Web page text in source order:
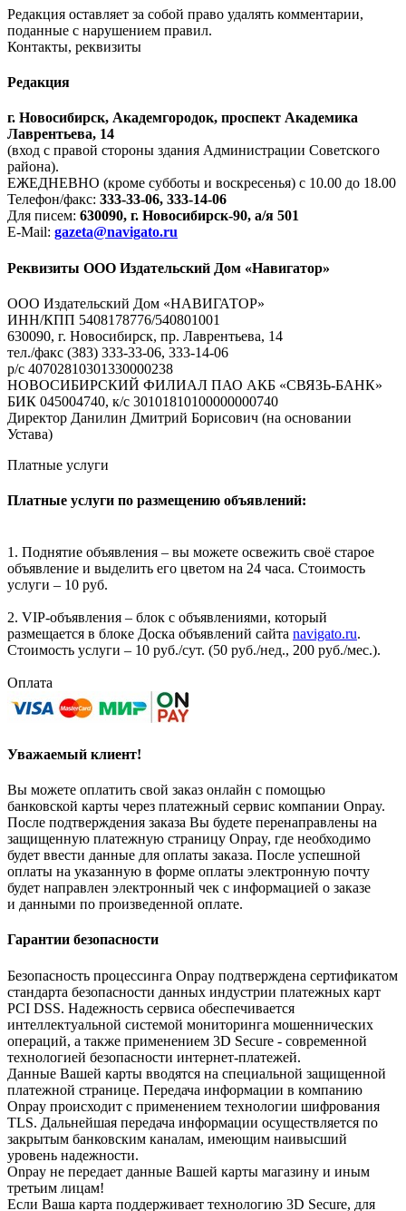
Редакция оставляет за собой право удалять комментарии,
поданные с нарушением правил.
Контакты, реквизиты
Редакция
г. Новосибирск, Академгородок, проспект Академика
Лаврентьева, 14
(вход с правой стороны здания Администрации Советского
района).
ЕЖЕДНЕВНО (кроме субботы и воскресенья) с 10.00 до 18.00
Телефон/факс: 333-33-06, 333-14-06
Для писем: 630090, г. Новосибирск-90, а/я 501
E-Mail: gazeta@navigato.ru
Реквизиты ООО Издательский Дом «Навигатор»
ООО Издательский Дом «НАВИГАТОР»
ИНН/КПП 5408178776/540801001
630090, г. Новосибирск, пр. Лаврентьева, 14
тел./факс (383) 333-33-06, 333-14-06
р/с 40702810301330000238
НОВОСИБИРСКИЙ ФИЛИАЛ ПАО АКБ «СВЯЗЬ-БАНК»
БИК 045004740, к/с 30101810100000000740
Директор Данилин Дмитрий Борисович (на основании
Устава)
Платные услуги
Платные услуги по размещению объявлений:
1. Поднятие объявления – вы можете освежить своё старое
объявление и выделить его цветом на 24 часа. Стоимость
услуги – 10 руб.
2. VIP-объявления – блок с объявлениями, который
размещается в блоке Доска объявлений сайта navigato.ru.
Стоимость услуги – 10 руб./сут. (50 руб./нед., 200 руб./мес.).
Оплата
Уважаемый клиент!
Вы можете оплатить свой заказ онлайн с помощью
банковской карты через платежный сервис компании Onpay.
После подтверждения заказа Вы будете перенаправлены на
защищенную платежную страницу Onpay, где необходимо
будет ввести данные для оплаты заказа. После успешной
оплаты на указанную в форме оплаты электронную почту
будет направлен электронный чек с информацией о заказе
и данными по произведенной оплате.
Гарантии безопасности
Безопасность процессинга Onpay подтверждена сертификатом
стандарта безопасности данных индустрии платежных карт
PCI DSS. Надежность сервиса обеспечивается
интеллектуальной системой мониторинга мошеннических
операций, а также применением 3D Secure - современной
технологией безопасности интернет-платежей.
Данные Вашей карты вводятся на специальной защищенной
платежной странице. Передача информации в компанию
Onpay происходит с применением технологии шифрования
TLS. Дальнейшая передача информации осуществляется по
закрытым банковским каналам, имеющим наивысший
уровень надежности.
Onpay не передает данные Вашей карты магазину и иным
третьим лицам!
Если Ваша карта поддерживает технологию 3D Secure, для